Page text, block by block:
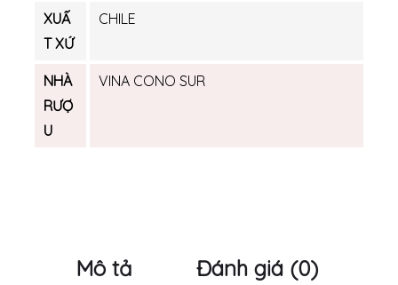
XUẤ
T XỨ
CHILE
NHÀ
RƯỢ
U
VINA CONO SUR
Mô tả Đánh giá (0)